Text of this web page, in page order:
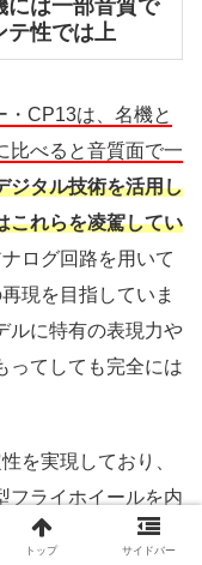
には一部音質で
テ性では上
・CP13は、名機と
比べると音質面で一
ジタル技術を活用し
これらを凌駕してい
ログ回路を用いて
現を目指していま
ルに特有の表現力や
ってしても完全には
を実現しており、
フライホイールを内
常にスムーズであ
トップ サイドバー